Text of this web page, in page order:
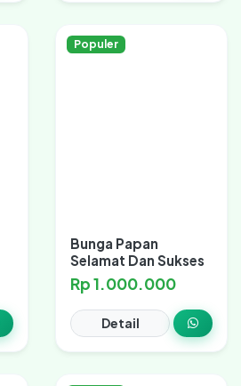
Populer
Bunga Papan
Selamat Dan Sukses
Rp 1.000.000
Detail